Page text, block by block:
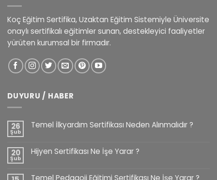
Koç Eğitim Sertifika, Uzaktan Eğitim Sistemiyle Üniversite
onaylı sertifikalı eğitimler sunan, destekleyici faaliyetler
yürüten kurumsal bir firmadır.
DUYURU / HABER
26
Şub
Temel İlkyardım Sertifikası Neden Alınmalıdır ?
20
Şub
Hijyen Sertifikası Ne İşe Yarar ?
Temel Pedagoji Eğitimi Sertifikası Ne İşe Yarar ?